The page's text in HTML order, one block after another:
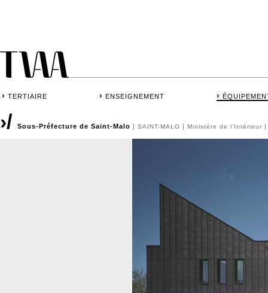
› TERTIAIRE › ENSEIGNEMENT ›
›/ Sous-Préfecture de Saint-Malo SAINT-MALO Ministère de l'Intérieur